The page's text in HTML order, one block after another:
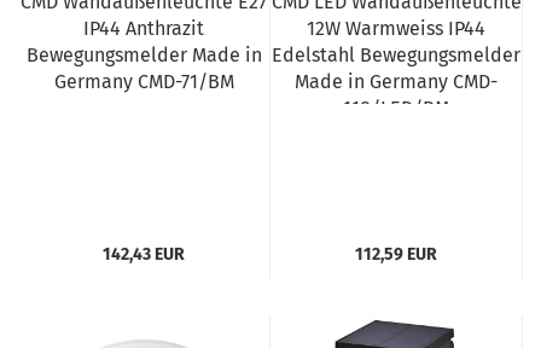
IP44 Anthrazit
Bewegungsmelder Made in
Germany CMD-71/BM
142,43 EUR
12W Warmweiss IP44
Edelstahl Bewegungsmelder
Made in Germany CMD-
118/LED/BM
112,59 EUR